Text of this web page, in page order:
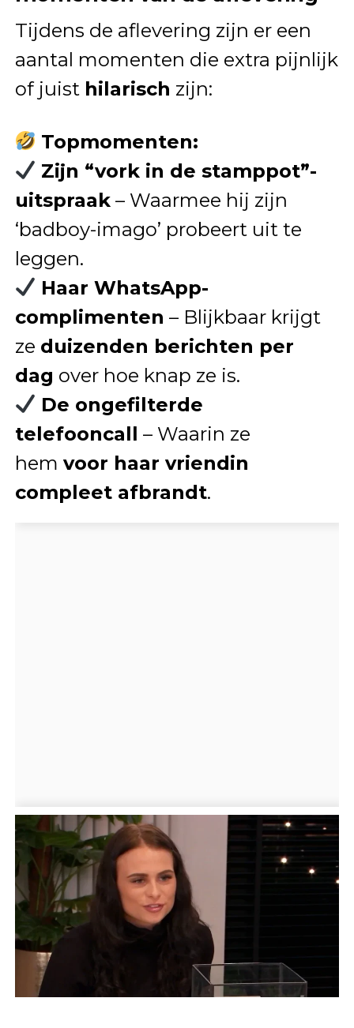
Tijdens de aflevering zijn er een
aantal momenten die extra pijnlijk
of juist hilarisch zijn:
Topmomenten:
Zijn “vork in de stamppot”-
uitspraak– Waarmee hij zijn
‘badboy-imago’ probeert uit te
leggen.
Haar WhatsApp-
complimenten – Blijkbaar krijgt
ze duizenden berichten per
dag over hoe knap ze is.
De ongefilterde
telefooncall – Waarin ze
hem voor haar vriendin
compleet afbrandt.